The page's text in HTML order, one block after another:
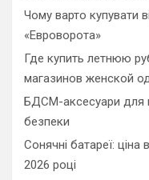
Чому варто купувати
«Евроворота»
Где купить летнюю
магазинов женской
БДСМ-аксесуари для
безпеки
Сонячні батареї: ціна
2026 році